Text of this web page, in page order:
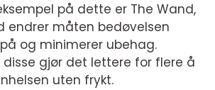
på dette er The Wand,
endrer måten bedøvelsen
og minimerer ubehag.
disse gjør det lettere for flere å
uten frykt.